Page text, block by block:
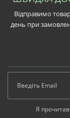
Відправимо
день при
Я прочитав